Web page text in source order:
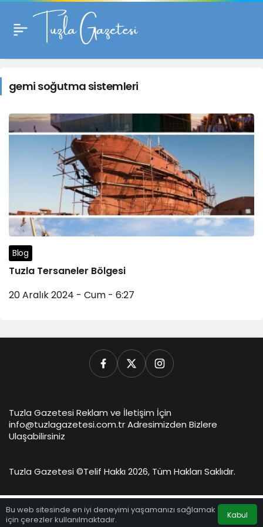
gemi
soğutma
sistemleri
Haberleri
gemi soğutma sistemleri
Blog
Tuzla Tersaneler Bölgesi
20 Aralık 2024 - Cum - 6:27
Bu web sitesinde en iyi deneyimi yaşamanızı sağlamak
için çerezler kullanılmaktadır.
Kabul
Anasayfa Hesabım
Tuzla Gazetesi Reklam ve İletişim İçin
info@tuzlagazetesi.com.tr Adresimizden Bizlere
Ulaşabilirsiniz
Tuzla Gazetesi ©Telif Hakkı 2026, Tüm Hakları Saklıdır.